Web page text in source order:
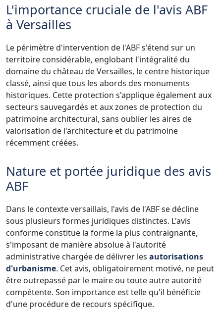
L'importance cruciale de l'avis ABF
à Versailles
Le périmètre d'intervention de l'ABF s'étend sur un
territoire considérable, englobant l'intégralité du
domaine du château de Versailles, le centre historique
classé, ainsi que tous les abords des monuments
historiques. Cette protection s'applique également aux
secteurs sauvegardés et aux zones de protection du
patrimoine architectural, sans oublier les aires de
valorisation de l'architecture et du patrimoine
récemment créées.
Nature et portée juridique des avis
ABF
Dans le contexte versaillais, l'avis de l'ABF se décline
sous plusieurs formes juridiques distinctes. L'avis
conforme constitue la forme la plus contraignante,
s'imposant de manière absolue à l'autorité
administrative chargée de délivrer les autorisations
d'urbanisme. Cet avis, obligatoirement motivé, ne peut
être outrepassé par le maire ou toute autre autorité
compétente. Son importance est telle qu'il bénéficie
d'une procédure de recours spécifique.